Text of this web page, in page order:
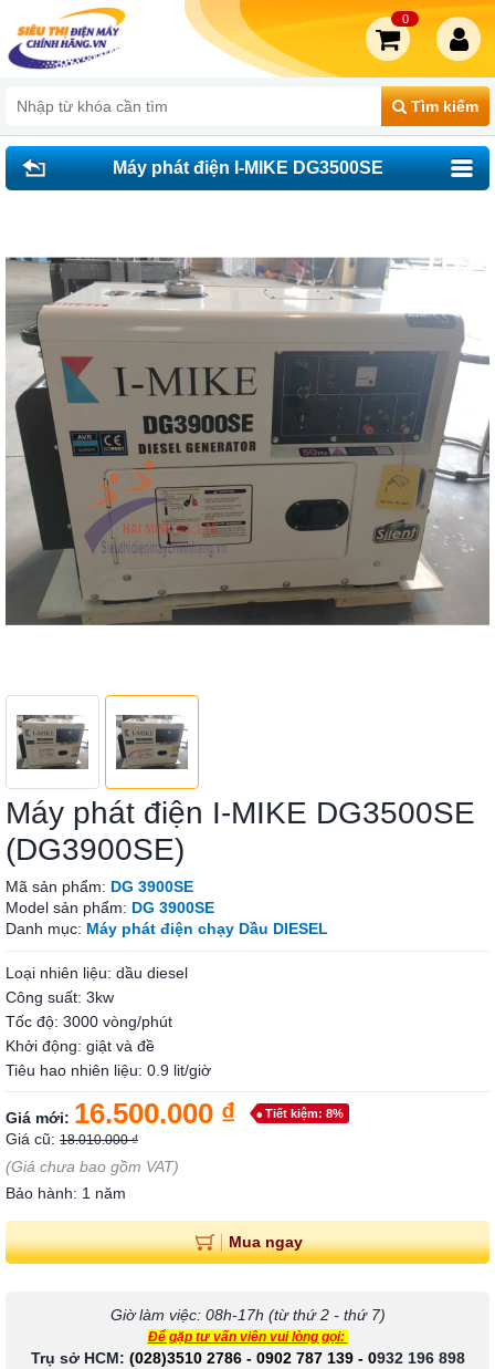
Tìm kiếm
0
Máy phát điện I-MIKE DG3500SE
Máy phát điện I-MIKE DG3500SE
(DG3900SE)
Mã sản phẩm: DG 3900SE
Model sản phẩm: DG 3900SE
Danh mục: Máy phát điện chạy Dầu DIESEL
Loại nhiên liệu: dầu diesel
Công suất: 3kw
Tốc độ: 3000 vòng/phút
Khởi động: giật và đề
Tiêu hao nhiên liệu: 0.9 lit/giờ
Giá mới: 16.500.000 ₫ Tiết kiệm: 8%
Giá cũ: 18.010.000 ₫
(Giá chưa bao gồm VAT)
Bảo hành: 1 năm
Mua ngay
Giờ làm việc: 08h-17h (từ thứ 2 - thứ 7)
Để gặp tư vấn viên vui lòng gọi:
Trụ sở HCM: (028)3510 2786 - 0902 787 139- 0932 196 898